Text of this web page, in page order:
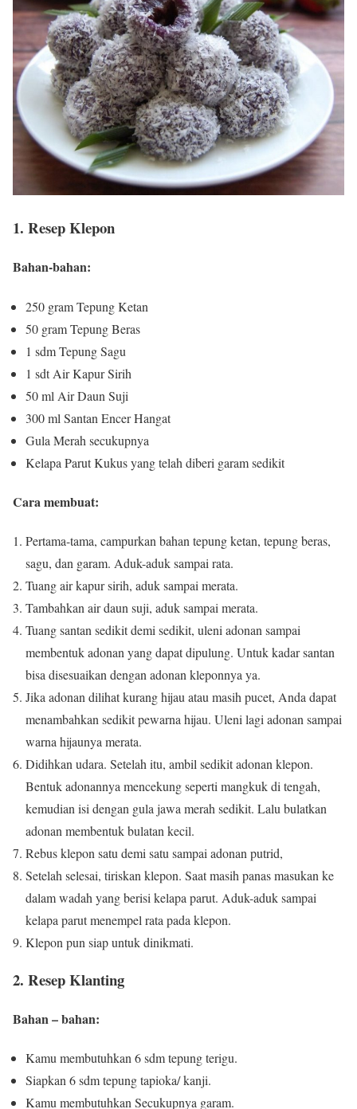
1. Resep Klepon
Bahan-bahan:
250 gram Tepung Ketan
50 gram Tepung Beras
1 sdm Tepung Sagu
1 sdt Air Kapur Sirih
50 ml Air Daun Suji
300 ml Santan Encer Hangat
Gula Merah secukupnya
Kelapa Parut Kukus yang telah diberi garam sedikit
Cara membuat:
Pertama-tama, campurkan bahan tepung ketan, tepung beras,
sagu, dan garam. Aduk-aduk sampai rata.
Tuang air kapur sirih, aduk sampai merata.
Tambahkan air daun suji, aduk sampai merata.
Tuang santan sedikit demi sedikit, uleni adonan sampai
membentuk adonan yang dapat dipulung. Untuk kadar santan
bisa disesuaikan dengan adonan kleponnya ya.
Jika adonan dilihat kurang hijau atau masih pucet, Anda dapat
menambahkan sedikit pewarna hijau. Uleni lagi adonan sampai
warna hijaunya merata.
Didihkan udara. Setelah itu, ambil sedikit adonan klepon.
Bentuk adonannya mencekung seperti mangkuk di tengah,
kemudian isi dengan gula jawa merah sedikit. Lalu bulatkan
adonan membentuk bulatan kecil.
Rebus klepon satu demi satu sampai adonan putrid,
Setelah selesai, tiriskan klepon. Saat masih panas masukan ke
dalam wadah yang berisi kelapa parut. Aduk-aduk sampai
kelapa parut menempel rata pada klepon.
Klepon pun siap untuk dinikmati.
2. Resep Klanting
Bahan – bahan:
Kamu membutuhkan 6 sdm tepung terigu.
Siapkan 6 sdm tepung tapioka/ kanji.
Kamu membutuhkan Secukupnya garam.